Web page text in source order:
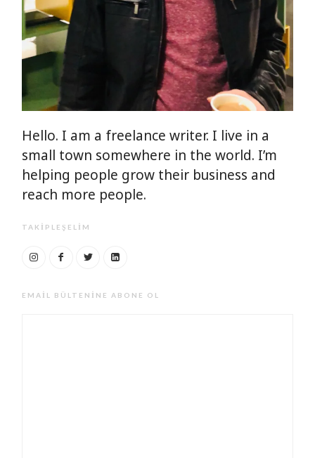
Hello. I am a freelance writer. I live in a
small town somewhere in the world. I’m
helping people grow their business and
reach more people.
TAKIPLEŞELIM
EMAIL BÜLTENINE ABONE OL